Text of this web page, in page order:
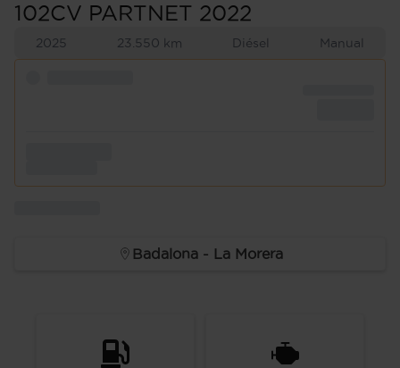
102CV PARTNET 2022
2025 23.550 km Diésel Manual
Badalona - La Morera